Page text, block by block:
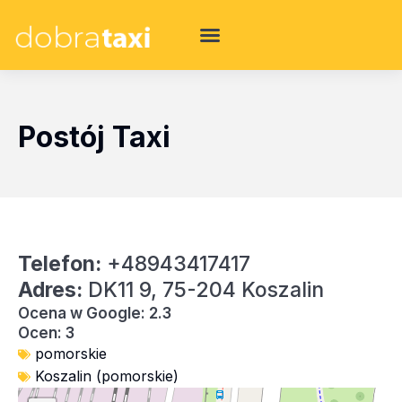
Postój Taxi
Telefon: +48943417417
Adres: DK11 9, 75-204 Koszalin
Ocena w Google: 2.3
Ocen: 3
pomorskie
Koszalin (pomorskie)